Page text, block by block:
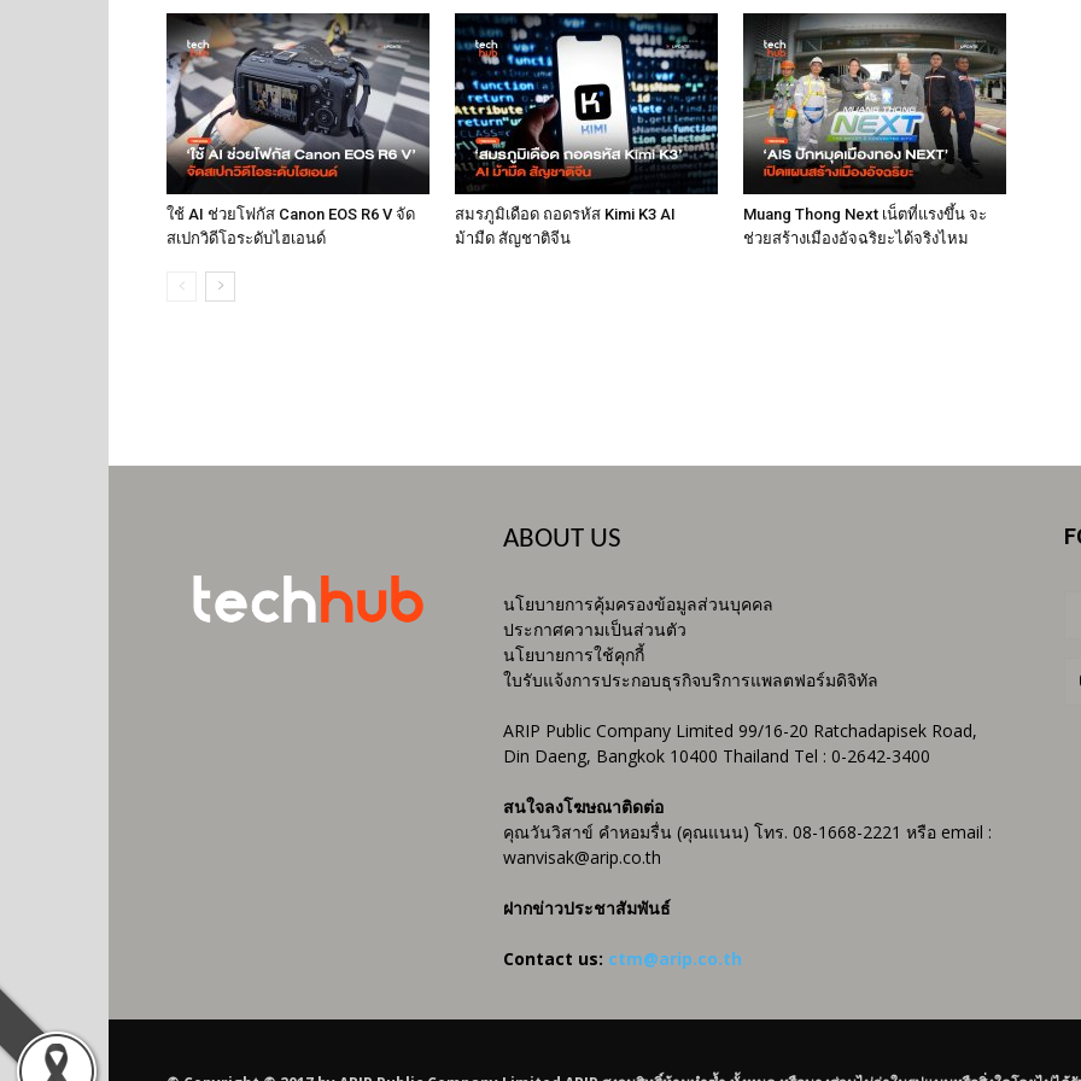
ใช้ AI ช่วยโฟกัส Canon EOS R6 V จัด
สเปกวิดีโอระดับไฮเอนด์
สมรภูมิเดือด ถอดรหัส Kimi K3 AI
ม้ามืด สัญชาติจีน
Muang Thong Next เน็ตที่แรงขึ้น จะ
ช่วยสร้างเมืองอัจฉริยะได้จริงไหม
ABOUT US
นโยบายการคุ้มครองข้อมูลส่วนบุคคล
ประกาศความเป็นส่วนตัว
นโยบายการใช้คุกกี้
ใบรับแจ้งการประกอบธุรกิจบริการแพลตฟอร์มดิจิทัล
ARIP Public Company Limited 99/16-20 Ratchadapisek Road,
Din Daeng, Bangkok 10400 Thailand Tel : 0-2642-3400
สนใจลงโฆษณาติดต่อ
คุณวันวิสาข์ คำหอมรื่น (คุณแนน) โทร. 08-1668-2221 หรือ email :
wanvisak@arip.co.th
ฝากข่าวประชาสัมพันธ์
Contact us: ctm@arip.co.th